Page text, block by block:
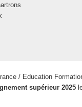
/ Education
supérieur 2025